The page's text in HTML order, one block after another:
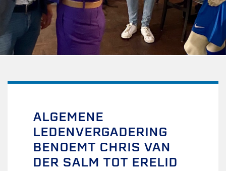
Over FC Lisse
Organisatie
Informatie voor de Pers
Onze historie
Fysiotherapie voor leden
Kledingplan
Merchandise
Contributie
Gevonden voorwerpen
ALGEMENE
LEDENVERGADERING
BENOEMT CHRIS VAN
DER SALM TOT ERELID